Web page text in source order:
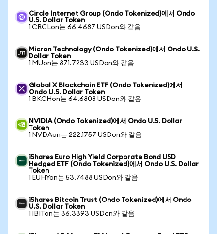
Circle Internet Group (Ondo Tokenized)에서 Ondo
U.S. Dollar Token
1 CRCLon는 66.4687 USDon와 같음
Micron Technology (Ondo Tokenized)에서 Ondo U.S.
Dollar Token
1 MUon는 871.7233 USDon와 같음
Global X Blockchain ETF (Ondo Tokenized)에서
Ondo U.S. Dollar Token
1 BKCHon는 64.6808 USDon와 같음
NVIDIA (Ondo Tokenized)에서 Ondo U.S. Dollar
Token
1 NVDAon는 222.1757 USDon와 같음
iShares Euro High Yield Corporate Bond USD
Hedged ETF (Ondo Tokenized)에서 Ondo U.S. Dollar
Token
1 EUHYon는 53.7488 USDon와 같음
iShares Bitcoin Trust (Ondo Tokenized)에서 Ondo
U.S. Dollar Token
1 IBITon는 36.3393 USDon와 같음